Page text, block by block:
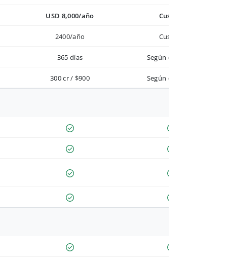
USD 8,000/año Custom
2400/año Custom
365 días Según contrato
300 cr / $900 Según contrato